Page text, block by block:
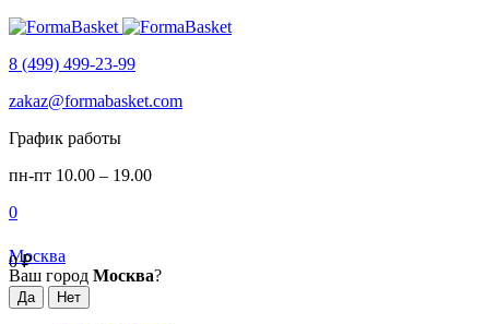
8 (499) 499-23-99
zakaz@formabasket.com
График работы
пн-пт 10.00 – 19.00
0
0₽
Москва
Ваш город Москва?